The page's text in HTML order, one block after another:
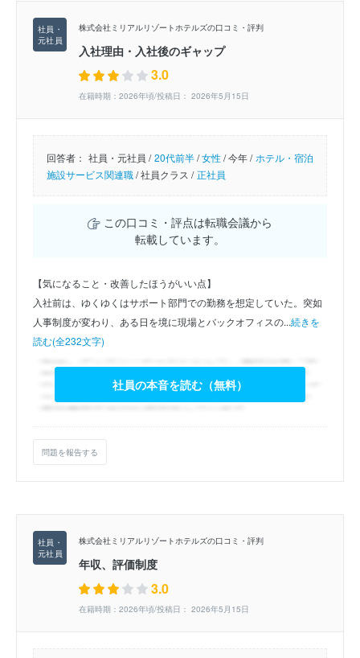
株式会社ミリアルリゾートホテルズの口コミ・評判
入社理由・入社後のギャップ
3.0
在籍時期：2026年頃/投稿日： 2026年5月15日
回答者： 社員・元社員 / 20代前半/女性/今年 / ホテル・宿泊
施設サービス関連職/社員クラス / 正社員
この口コミ・評点は転職会議から
転載しています。
【気になること・改善したほうがいい点】
入社前は、ゆくゆくはサポート部門での勤務を想定していた。突如
人事制度が変わり、ある日を境に現場とバックオフィスの...続きを
読む(全232文字)
社員の本音を読む（無料）
問題を報告する
株式会社ミリアルリゾートホテルズの口コミ・評判
年収、評価制度
3.0
在籍時期：2026年頃/投稿日： 2026年5月15日